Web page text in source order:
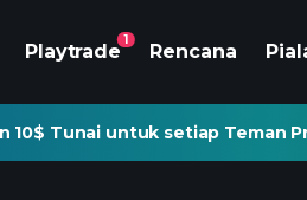
Playtrade
1
Rencana
10$ Tunai untuk setiap Teman